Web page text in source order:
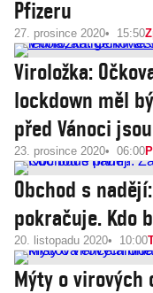
Pfizeru
27. prosince 2020 15:50
Viroložka:
lockdown měl
před Vánoci
23. prosince 2020 06:00
Obchod s
pokračuje. Kdo
20. listopadu 2020 10:00
Mýty o virových